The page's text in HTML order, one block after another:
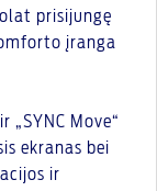
prisijungę
įranga
„SYNC Move“
ekranas bei
ir